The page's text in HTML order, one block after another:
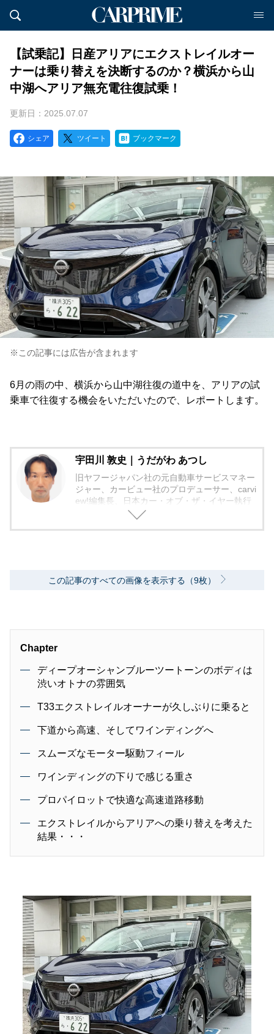
【試乗記】日産アリアにエクストレイルオー
ナーは乗り替えを決断するのか？横浜から山
中湖へアリア無充電往復試乗！
更新日：2025.07.07
シェア ツイート ブックマーク
※この記事には広告が含まれます
6月の雨の中、横浜から山中湖往復の道中を、アリアの試
乗車で往復する機会をいただいたので、レポートします。
宇田川 敦史｜うだがわ あつし
旧ヤフージャパン社の元自動車サービスマネー
ジャー、カービュー社のプロデューサー、carvi
ew!編集長、日本カー・オブ・ザ・イヤー執行
の方が車が好きになっていただける世界に貢献
この記事のすべての画像を表示する（9枚）
Chapter
ディープオーシャンブルーツートーンのボディは
渋いオトナの雰囲気
T33エクストレイルオーナーが久しぶりに乗ると
下道から高速、そしてワインディングへ
スムーズなモーター駆動フィール
ワインディングの下りで感じる重さ
プロパイロットで快適な高速道路移動
エクストレイルからアリアへの乗り替えを考えた
結果・・・